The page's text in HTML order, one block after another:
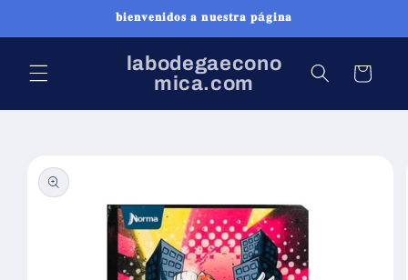
al contenido
𝐛𝐢𝐞𝐧𝐯𝐞𝐧𝐢𝐝𝐨𝐬 𝐚 𝐧𝐮𝐞𝐬𝐭𝐫𝐚 𝐩á𝐠𝐢𝐧𝐚
labodegaecono
mica.com
Carrito
información